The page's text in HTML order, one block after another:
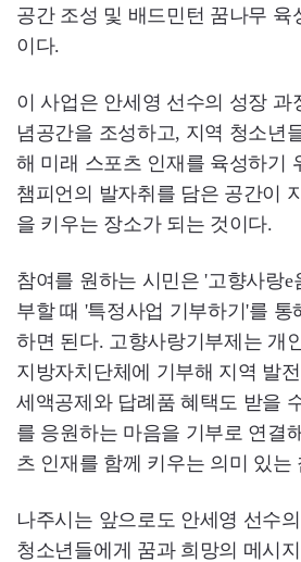
공간 조성 및 배드민턴 꿈나무 육
이다.
이 사업은 안세영 선수의 성장 과
념공간을 조성하고, 지역 청소년
해 미래 스포츠 인재를 육성하기
챔피언의 발자취를 담은 공간이
을 키우는 장소가 되는 것이다.
참여를 원하는 시민은 '고향사랑e
부할 때 '특정사업 기부하기'를 통
하면 된다. 고향사랑기부제는 개
지방자치단체에 기부해 지역 발
세액공제와 답례품 혜택도 받을
를 응원하는 마음을 기부로 연결
츠 인재를 함께 키우는 의미 있는
나주시는 앞으로도 안세영 선수
청소년들에게 꿈과 희망의 메시